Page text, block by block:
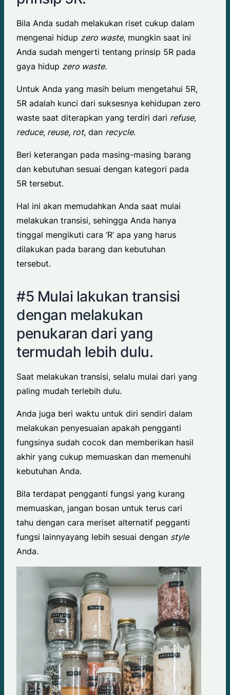
Bila Anda sudah melakukan riset cukup dalam
mengenai hidup zero waste, mungkin saat ini
Anda sudah mengerti tentang prinsip 5R pada
gaya hidup zero waste.
Untuk Anda yang masih belum mengetahui 5R,
5R adalah kunci dari suksesnya kehidupan zero
waste saat diterapkan yang terdiri dari refuse,
reduce, reuse, rot, dan recycle.
Beri keterangan pada masing-masing barang
dan kebutuhan sesuai dengan kategori pada
5R tersebut.
Hal ini akan memudahkan Anda saat mulai
melakukan transisi, sehingga Anda hanya
tinggal mengikuti cara ‘R’ apa yang harus
dilakukan pada barang dan kebutuhan
tersebut.
#5 Mulai lakukan transisi
dengan melakukan
penukaran dari yang
termudah lebih dulu.
Saat melakukan transisi, selalu mulai dari yang
paling mudah terlebih dulu.
Anda juga beri waktu untuk diri sendiri dalam
melakukan penyesuaian apakah pengganti
fungsinya sudah cocok dan memberikan hasil
akhir yang cukup memuaskan dan memenuhi
kebutuhan Anda.
Bila terdapat pengganti fungsi yang kurang
memuaskan, jangan bosan untuk terus cari
tahu dengan cara meriset alternatif pegganti
fungsi lainnyayang lebih sesuai dengan style
Anda.